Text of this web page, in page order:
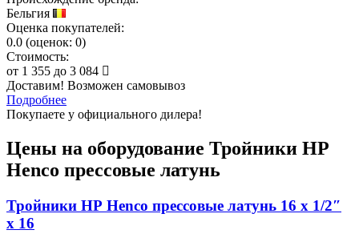
Бельгия
Оценка покупателей:
0.0 (оценок: 0)
Стоимость:
от 1 355 до 3 084
Доставим! Возможен самовывоз
Подробнее
Покупаете у официального дилера!
Цены на оборудование Тройники НР
Henco прессовые латунь
Тройники НР Henco прессовые латунь 16 x 1/2″
x 16